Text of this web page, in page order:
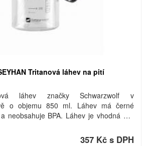
Tritanová láhev na pití
láhev značky Schwarzwolf v
o objemu 850 ml. Láhev má černé
neobsahuje BPA. Láhev je vhodná pro
357 Kč s DPH